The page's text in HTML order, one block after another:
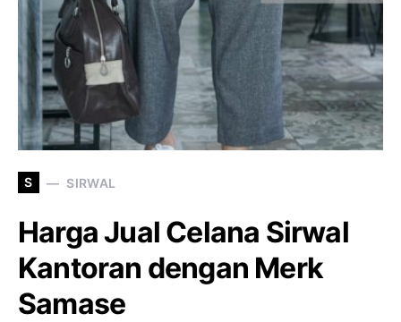
S SIRWAL
Harga Jual Celana Sirwal
Kantoran dengan Merk
Samase